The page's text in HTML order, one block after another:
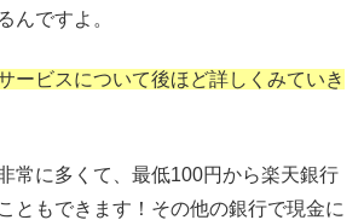
んですよ。
ービスについて後ほど詳しくみていき
常に多くて、最低100円から楽天銀行
ともできます！その他の銀行で現金に